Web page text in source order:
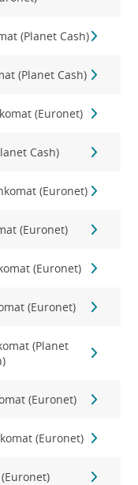
(Planet Cash)
(Planet Cash)
(Euronet)
Cash)
(Euronet)
(Euronet)
(Euronet)
(Euronet)
(Planet
(Euronet)
(Euronet)